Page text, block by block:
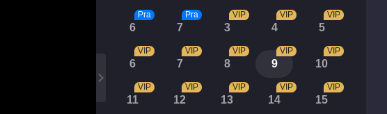
6
Pra
7
Pra
3
VIP
4
VIP
5
VIP
6
VIP
7
VIP
8
VIP
9
VIP
10
VIP
11
VIP
12
VIP
13
VIP
14
VIP
15
VIP